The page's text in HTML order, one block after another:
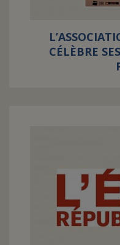
CÉLÈBRE